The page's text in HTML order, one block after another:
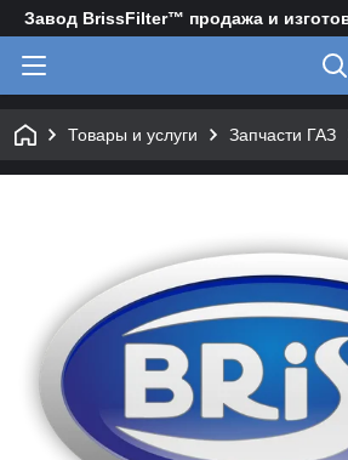
Завод BrissFilter™ продажа и
Товары и услуги Запчасти ГАЗ